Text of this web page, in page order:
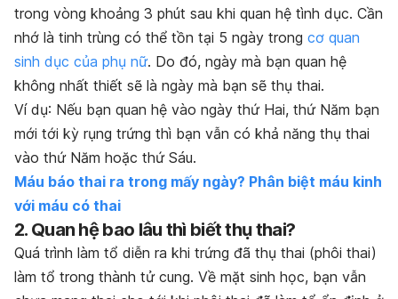
trong vòng khoảng 3 phút sau khi quan hệ tình dục. Cần
nhớ là tinh trùng có thể tồn tại 5 ngày trong cơ quan
sinh dục của phụ nữ. Do đó, ngày mà bạn quan hệ
không nhất thiết sẽ là ngày mà bạn sẽ thụ thai.
Ví dụ: Nếu bạn quan hệ vào ngày thứ Hai, thứ Năm bạn
mới tới kỳ rụng trứng thì bạn vẫn có khả năng thụ thai
vào thứ Năm hoặc thứ Sáu.
Máu báo thai ra trong mấy ngày? Phân biệt máu kinh
với máu có thai
2. Quan hệ bao lâu thì biết thụ thai?
Quá trình làm tổ diễn ra khi trứng đã thụ thai (phôi thai)
làm tổ trong thành tử cung. Về mặt sinh học, bạn vẫn